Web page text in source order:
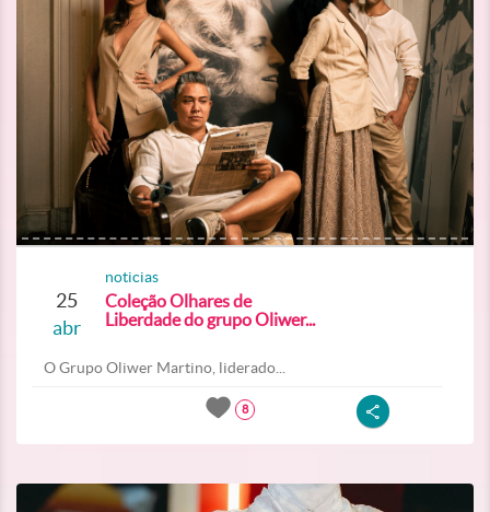
25
abr
noticias
Coleção Olhares de
Liberdade do grupo Oliwer...
O Grupo Oliwer Martino, liderado...
8